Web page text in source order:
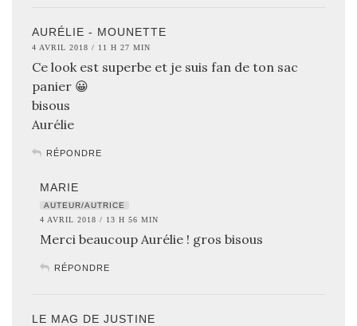
AURÉLIE - MOUNETTE
4 AVRIL 2018 / 11 H 27 MIN
Ce look est superbe et je suis fan de ton sac
panier 😀
bisous
Aurélie
RÉPONDRE
MARIE
AUTEUR/AUTRICE
4 AVRIL 2018 / 13 H 56 MIN
Merci beaucoup Aurélie ! gros bisous
RÉPONDRE
LE MAG DE JUSTINE